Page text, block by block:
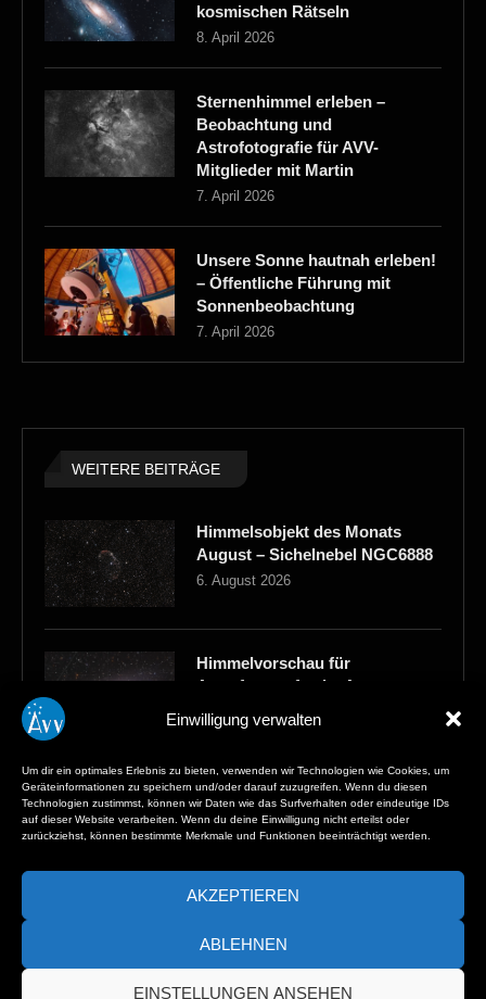
Einwilligung verwalten
Um dir ein optimales Erlebnis zu bieten, verwenden wir Technologien wie Cookies, um
Geräteinformationen zu speichern und/oder darauf zuzugreifen. Wenn du diesen
Technologien zustimmst, können wir Daten wie das Surfverhalten oder eindeutige IDs
auf dieser Website verarbeiten. Wenn du deine Einwilligung nicht erteilst oder
zurückziehst, können bestimmte Merkmale und Funktionen beeinträchtigt werden.
AKZEPTIEREN
ABLEHNEN
EINSTELLUNGEN ANSEHEN
kosmischen Rätseln
8. April 2026
Sternenhimmel erleben –
Beobachtung und
Astrofotografie für AVV-
Mitglieder mit Martin
7. April 2026
Unsere Sonne hautnah erleben!
– Öffentliche Führung mit
Sonnenbeobachtung
7. April 2026
WEITERE BEITRÄGE
Himmelsobjekt des Monats
August – Sichelnebel NGC6888
6. August 2026
Himmelvorschau für
Astrofotografen im August
4. August 2026
Der Sternenhimmel im August
2026
3. August 2026